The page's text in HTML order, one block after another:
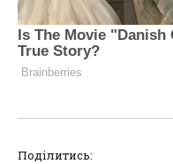
Поділитись: